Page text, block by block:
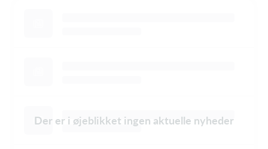
Der er i øjeblikket ingen aktuelle nyheder